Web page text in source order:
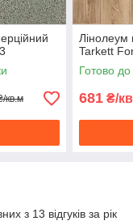
кв.м
Лінолеум
Tarkett
Готово до
681 ₴/
з 13 відгуків за рік